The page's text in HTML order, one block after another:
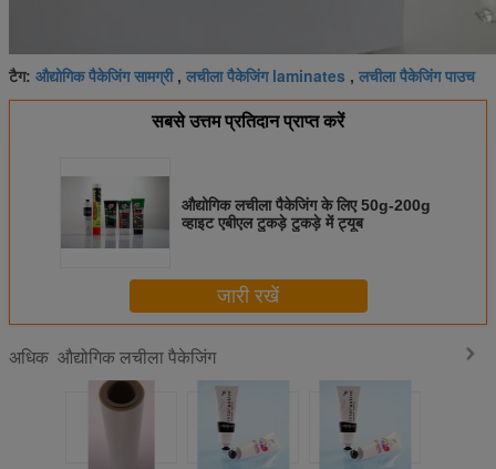
टैग: औद्योगिक पैकेजिंग सामग्री, लचीला पैकेजिंग laminates , लचीला पैकेजिंग पाउच
सबसे उत्तम प्रतिदान प्राप्त करें
औद्योगिक लचीला पैकेजिंग के लिए 50g-200g
व्हाइट एबीएल टुकड़े टुकड़े में ट्यूब
जारी रखें
अधिक औद्योगिक लचीला पैकेजिंग